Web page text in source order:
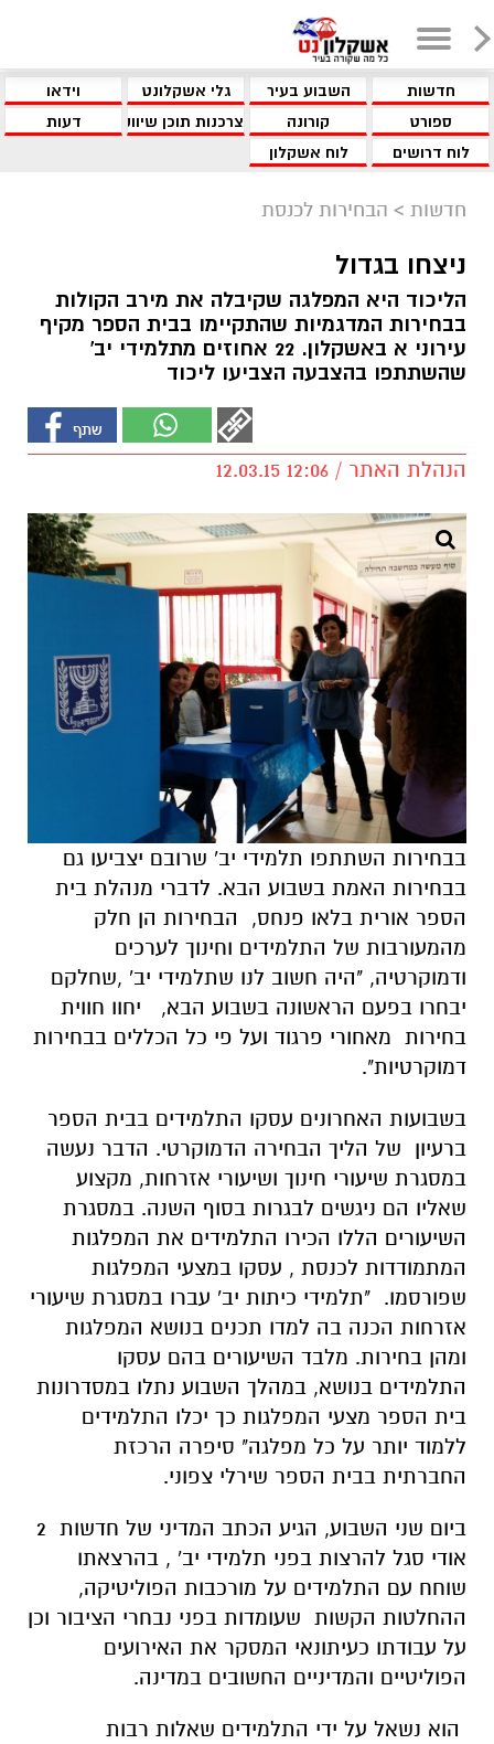
חדשות השבוע בעיר גלי אשקלונט
וידאו
ספורט
קורונה צרכנות תוכן שיווקי
דעות
לוח דרושים
לוח אשקלון
חדשות > הבחירות לכנסת
ניצחו בגדול
הליכוד היא המפלגה שקיבלה את מירב הקולות
בבחירות המדגמיות שהתקיימו בבית הספר מקיף
עירוני א באשקלון. 22 אחוזים מתלמידי יב'
שהשתתפו בהצבעה הצביעו ליכוד
הנהלת האתר / 12:06 12.03.15
בבחירות השתתפו תלמידי יב' שרובם יצביעו גם
בבחירות האמת בשבוע הבא. לדברי מנהלת בית
הספר אורית בלאו פנחס, הבחירות הן חלק
מהמעורבות של התלמידים וחינוך לערכים
ודמוקרטיה, "היה חשוב לנו שתלמידי יב' ,שחלקם
יבחרו בפעם הראשונה בשבוע הבא, יחוו חווית
בחירות מאחורי פרגוד ועל פי כל הכללים בבחירות
דמוקרטיות".
בשבועות האחרונים עסקו התלמידים בבית הספר
ברעיון של הליך הבחירה הדמוקרטי. הדבר נעשה
במסגרת שיעורי חינוך ושיעורי אזרחות, מקצוע
שאליו הם ניגשים לבגרות בסוף השנה. במסגרת
השיעורים הללו הכירו התלמידים את המפלגות
המתמודדות לכנסת , עסקו במצעי המפלגות
שפורסמו. "תלמידי כיתות יב' עברו במסגרת שיעורי
אזרחות הכנה בה למדו תכנים בנושא המפלגות
ומהן בחירות. מלבד השיעורים בהם עסקו
התלמידים בנושא, במהלך השבוע נתלו במסדרונות
בית הספר מצעי המפלגות כך יכלו התלמידים
ללמוד יותר על כל מפלגה" סיפרה הרכזת
החברתית בבית הספר שירלי צפוני.
ביום שני השבוע, הגיע הכתב המדיני של חדשות 2
אודי סגל להרצות בפני תלמידי יב' , בהרצאתו
שוחח עם התלמידים על מורכבות הפוליטיקה,
ההחלטות הקשות שעומדות בפני נבחרי הציבור וכן
על עבודתו כעיתונאי המסקר את האירועים
הפוליטיים והמדיניים החשובים במדינה.
הוא נשאל על ידי התלמידים שאלות רבות